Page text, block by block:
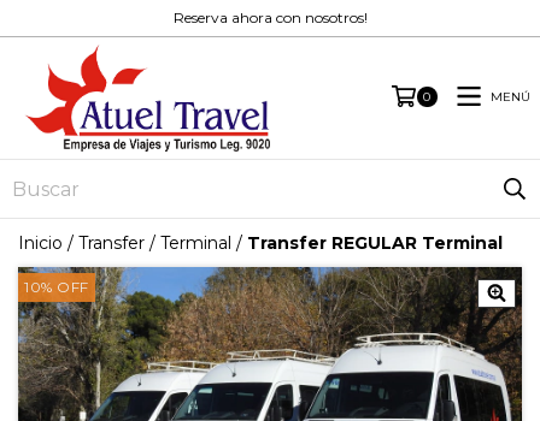
Reserva ahora con nosotros!
0 MENÚ
Inicio / Transfer / Terminal / Transfer REGULAR Terminal
10% OFF